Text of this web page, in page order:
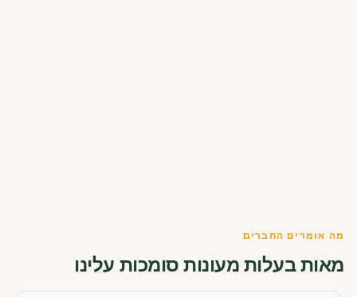
מה אומרים החברים
מאות בעלות מעונות סומכות עלינו